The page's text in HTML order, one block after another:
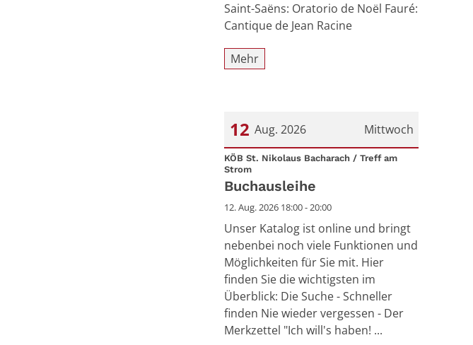
Saint-Saëns: Oratorio de Noël Fauré:
Cantique de Jean Racine
Mehr
Mittwoch
12 Aug. 2026
Datum: 12. August 2026
KÖB St. Nikolaus Bacharach / Treff am
Strom:
Buchausleihe
12. Aug. 2026 18:00 - 20:00
Unser Katalog ist online und bringt
nebenbei noch viele Funktionen und
Möglichkeiten für Sie mit. Hier
finden Sie die wichtigsten im
Überblick: Die Suche - Schneller
finden Nie wieder vergessen - Der
Merkzettel "Ich will's haben! ...